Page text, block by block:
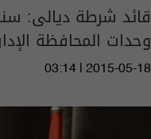
قائد شرطة ديالى:
وحدات المحافظة
03:14 | 2015-05-18